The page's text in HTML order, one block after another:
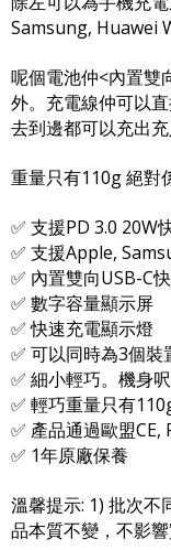
Samsung, Huawei
呢個電池仲<內置雙
外。充電線仲可以
去到邊都可以充出
重量只有110g 絕對
✅ 支援PD 3.0 20W
✅ 支援Apple,
✅ 內置雙向USB-C
✅ 數字容量顯示屏
✅ 快速充電顯示燈
✅ 可以同時為3個裝
✅ 細小輕巧。機身
✅ 輕巧重量只有
✅ 產品通過歐盟CE,
✅ 1年原廠保養
溫馨提示: 1) 批次不
品本質不變，不影響